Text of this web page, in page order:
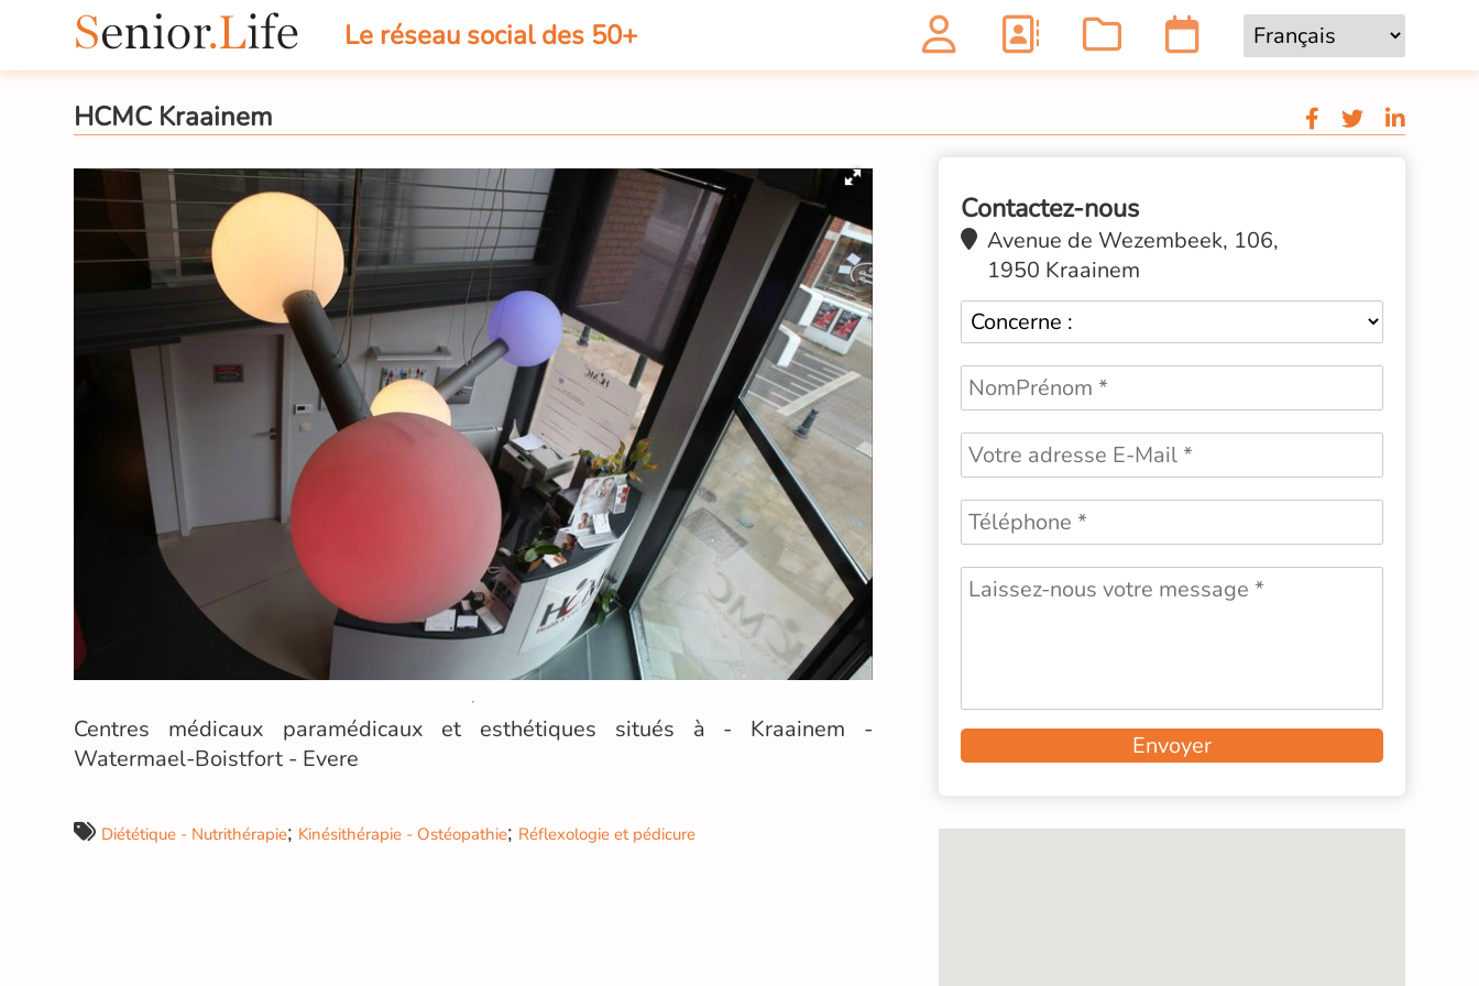
Le réseau social des 50+
HCMC Kraainem
Centres médicaux paramédicaux et esthétiques situés à - Kraainem -
Watermael-Boistfort - Evere
Diététique - Nutrithérapie; Kinésithérapie - Ostéopathie; Réflexologie et pédicure
Contactez-nous
Avenue de Wezembeek, 106,
1950 Kraainem
Envoyer